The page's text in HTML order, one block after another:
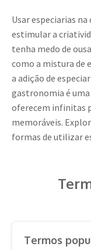
Usar especiarias
estimular a
tenha medo de
como a mistura de
a adição de
gastronomia é uma
oferecem infinitas
memoráveis.
formas de utilizar
Termos